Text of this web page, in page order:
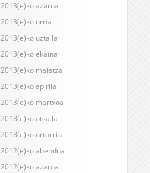
2013(e)ko azaroa
2013(e)ko urria
2013(e)ko uztaila
2013(e)ko ekaina
2013(e)ko maiatza
2013(e)ko apirila
2013(e)ko martxoa
2013(e)ko otsaila
2013(e)ko urtarrila
2012(e)ko abendua
2012(e)ko azaroa